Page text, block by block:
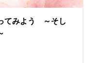
てみよう ～そし